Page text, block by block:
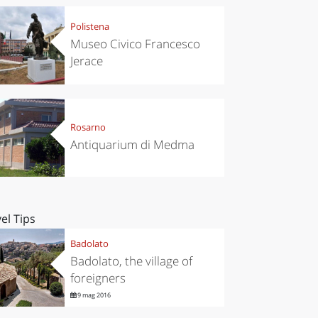
Polistena
Museo Civico Francesco
Jerace
Rosarno
Antiquarium di Medma
Tips
Badolato
Badolato, the village of
foreigners
9 mag 2016